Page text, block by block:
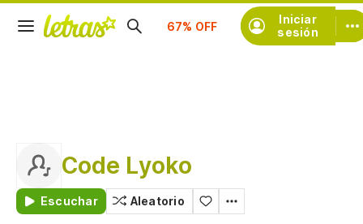
Iniciar
sesión
Code Lyoko
Escuchar Aleatorio